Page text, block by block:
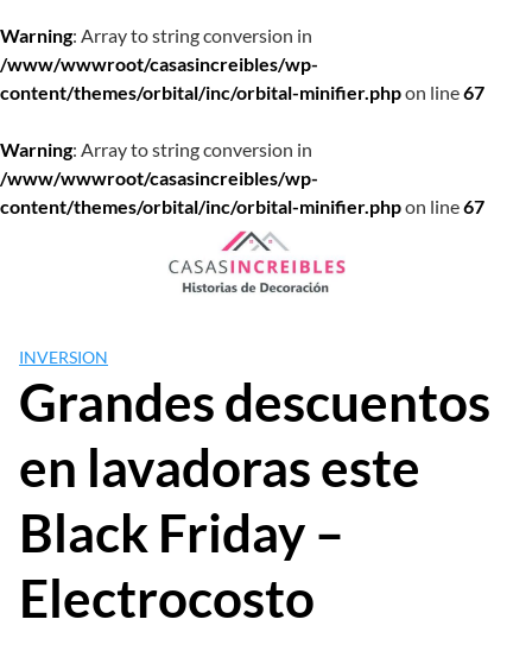
Warning: Array to string conversion in
/www/wwwroot/casasincreibles/wp-
content/themes/orbital/inc/orbital-minifier.phpon line67
Warning: Array to string conversion in
/www/wwwroot/casasincreibles/wp-
content/themes/orbital/inc/orbital-minifier.phpon line67
INVERSION
Grandes descuentos
en lavadoras este
Black Friday –
Electrocosto